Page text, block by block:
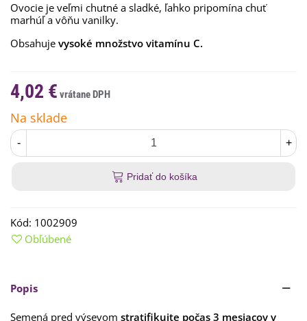
Ovocie je veľmi chutné a sladké, ľahko pripomína chuť
marhúľ a vôňu vanilky.
Obsahuje vysoké množstvo vitamínu C.
4,02 €
Na sklade
- +
Pridať do košíka
Kód: 1002909
Obľúbené
Popis
Semená pred výsevom stratifikujte počas 3 mesiacov v